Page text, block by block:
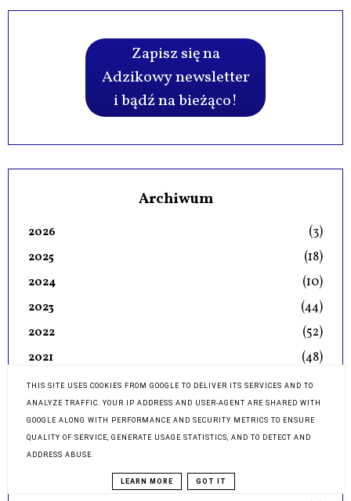
Zapisz się na
Adzikowy newsletter
i bądź na bieżąco!
Archiwum
2026 (3)
2025 (18)
2024 (10)
2023 (44)
2022 (52)
2021 (48)
GRUDNIA (6)
LISTOPADA (4)
PAŹDZIERNIKA (5)
WRZEŚNIA
THIS SITE USES COOKIES FROM GOOGLE TO DELIVER ITS SERVICES AND TO
ANALYZE TRAFFIC. YOUR IP ADDRESS AND USER-AGENT ARE SHARED WITH
GOOGLE ALONG WITH PERFORMANCE AND SECURITY METRICS TO ENSURE
QUALITY OF SERVICE, GENERATE USAGE STATISTICS, AND TO DETECT AND
ADDRESS ABUSE.
LEARN MORE GOT IT